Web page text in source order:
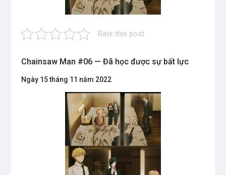
Rate this post
Chainsaw Man #06 — Đã học được sự bất lực
Ngày 15 tháng 11 năm 2022